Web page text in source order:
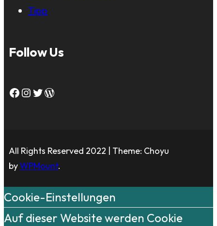
Tipp
Follow Us
Facebook Instagram Twitter WordPress
All Rights Reserved 2022 | Theme: Choyu
byWPMount.
Cookie-Einstellungen
Auf dieser Website werden Cookie